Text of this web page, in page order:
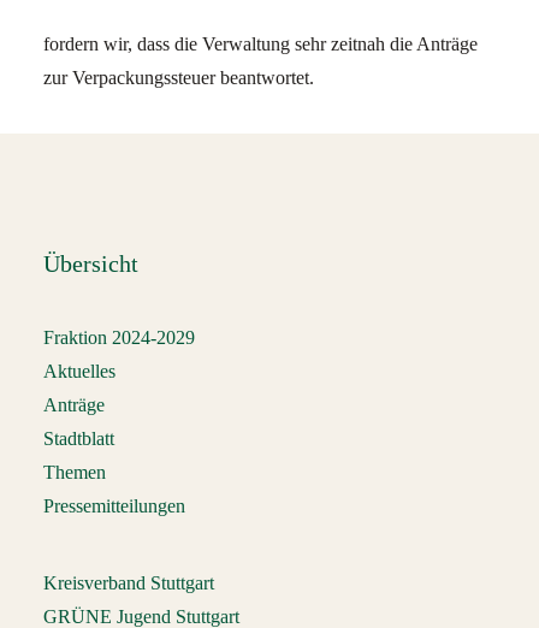
fordern wir, dass die Verwaltung sehr zeitnah die Anträge
zur Verpackungssteuer beantwortet.
Übersicht
Fraktion 2024-2029
Aktuelles
Anträge
Stadtblatt
Themen
Pressemitteilungen
Kreisverband Stuttgart
GRÜNE Jugend Stuttgart